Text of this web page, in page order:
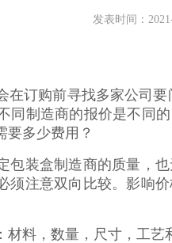
发表时间：
在订购前寻找多家公司
同制造商的报价是不同
要多少费用？
包装盒制造商的质量，
须注意双向比较。影响
料，数量，尺寸，工艺